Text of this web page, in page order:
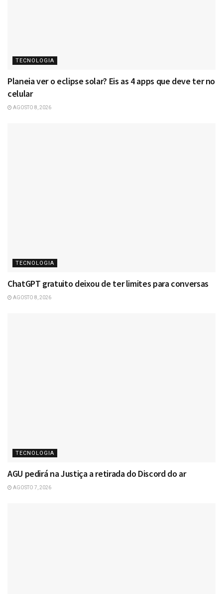
TECNOLOGIA
Planeia ver o eclipse solar? Eis as 4 apps que deve ter no
celular
AGOSTO 8, 2026
TECNOLOGIA
ChatGPT gratuito deixou de ter limites para conversas
AGOSTO 8, 2026
TECNOLOGIA
AGU pedirá na Justiça a retirada do Discord do ar
AGOSTO 7, 2026